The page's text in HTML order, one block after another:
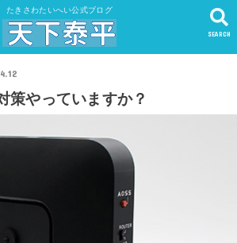
たきさわたいへい公式ブログ
SEARCH
策やっていますか？